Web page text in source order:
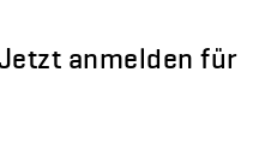
anmelden für